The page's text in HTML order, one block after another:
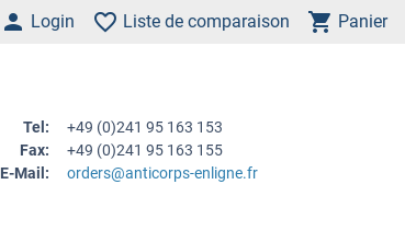
Login Liste de comparaison Panier
Tel:
+49 (0)241 95 163 153
Fax:
+49 (0)241 95 163 155
E-Mail:
orders@anticorps-enligne.fr